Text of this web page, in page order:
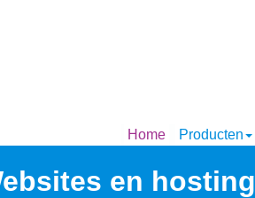
Home Producten
en hosting